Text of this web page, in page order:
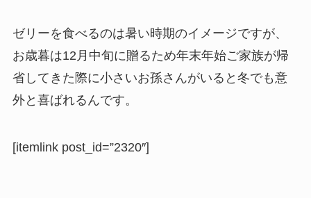
ゼリーを食べるのは暑い時期のイメージですが、
お歳暮は12月中旬に贈るため年末年始ご家族が帰
省してきた際に小さいお孫さんがいると冬でも意
外と喜ばれるんです。
[itemlink post_id=”2320″]